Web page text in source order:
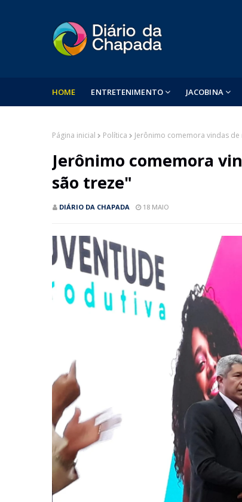
HOME ENTRETENIMENTO JACOBINA
Página inicial Política Jerônimo comemora vindas
Jerônimo comemora
são treze"
DIÁRIO DA CHAPADA 18 MAIO